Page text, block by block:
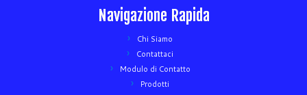
Navigazione Rapida
Chi Siamo
Contattaci
Modulo di Contatto
Prodotti